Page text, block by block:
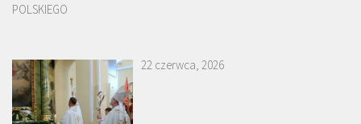
POLSKIEGO
22 czerwca, 2026